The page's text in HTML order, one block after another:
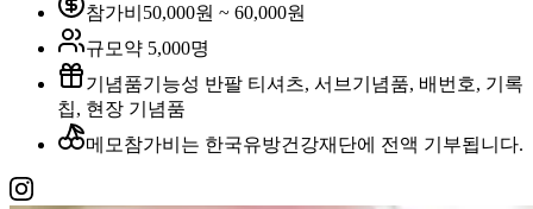
참가비 50,000원 ~ 60,000원
규모 약 5,000명
기념품기능성 반팔 티셔츠, 서브기념품, 배번호, 기록
칩, 현장 기념품
메모 참가비는 한국유방건강재단에 전액 기부됩니다.